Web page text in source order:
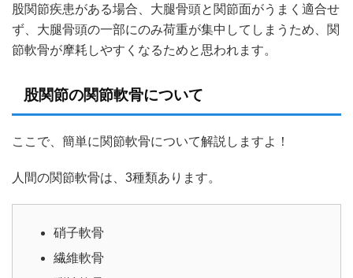
股関節疾患がある場合、大腿骨頭と関節面がうまく適合せ
ず、大腿骨頭の一部にのみ荷重が集中してしまうため、関
節軟骨が摩耗しやすくなるためと思われます。
股関節の関節軟骨について
ここで、簡単に関節軟骨について解説しますよ！
人間の関節軟骨は、3種類あります。
硝子軟骨
繊維軟骨